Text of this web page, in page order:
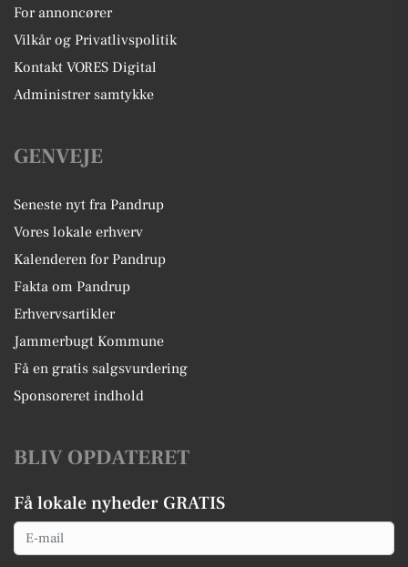
For annoncører
Vilkår og Privatlivspolitik
Kontakt VORES Digital
Administrer samtykke
GENVEJE
Seneste nyt fra Pandrup
Vores lokale erhverv
Kalenderen for Pandrup
Fakta om Pandrup
Erhvervsartikler
Jammerbugt Kommune
Få en gratis salgsvurdering
Sponsoreret indhold
BLIV OPDATERET
Få lokale nyheder GRATIS
Email